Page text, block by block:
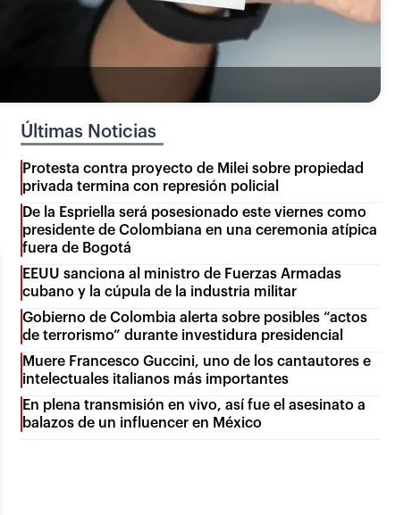
Últimas Noticias
Protesta contra proyecto de Milei sobre propiedad
privada termina con represión policial
De la Espriella será posesionado este viernes como
presidente de Colombiana en una ceremonia atípica
fuera de Bogotá
EEUU sanciona al ministro de Fuerzas Armadas
cubano y la cúpula de la industria militar
Gobierno de Colombia alerta sobre posibles “actos
de terrorismo” durante investidura presidencial
Muere Francesco Guccini, uno de los cantautores e
intelectuales italianos más importantes
En plena transmisión en vivo, así fue el asesinato a
balazos de un influencer en México